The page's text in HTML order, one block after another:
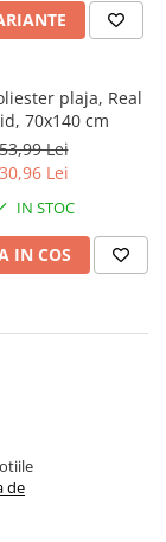
plaja, Real
70x140 cm
Lei
30,96 Lei
IN STOC
IN COS
de